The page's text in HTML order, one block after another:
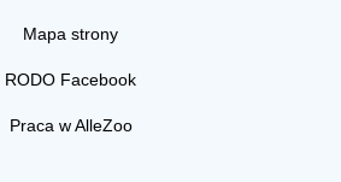
Mapa strony
RODO Facebook
Praca w AlleZoo